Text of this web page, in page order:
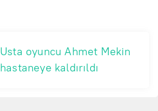
Usta oyuncu Ahmet Mekin
hastaneye kaldırıldı